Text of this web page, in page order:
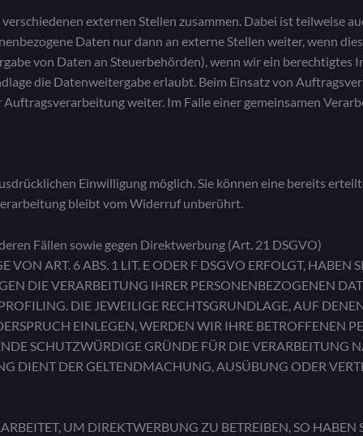
externen Stellen zusammen. Dabei ist teilweise
Daten nur dann an externe Stellen weiter, wenn
von Daten an Steuerbehörden), wenn wir ein berechtigtes
die Datenweitergabe erlaubt. Beim Einsatz von
weiter. Im Falle einer gemeinsamen
Einwilligung möglich. Sie können eine bereits
bleibt vom Widerruf unberührt.
Fällen sowie gegen Direktwerbung (Art. 21 DSGVO)
ART. 6 ABS. 1 LIT. E ODER F DSGVO ERFOLGT, HABEN
DIE VERARBEITUNG IHRER PERSONENBEZOGENEN
DIE JEWEILIGE RECHTSGRUNDLAGE, AUF
EINLEGEN, WERDEN WIR IHRE BETROFFENEN
SCHUTZWÜRDIGE GRÜNDE FÜR DIE VERARBEITUNG
DIENT DER GELTENDMACHUNG, AUSÜBUNG ODER
UM DIREKTWERBUNG ZU BETREIBEN, SO HABEN